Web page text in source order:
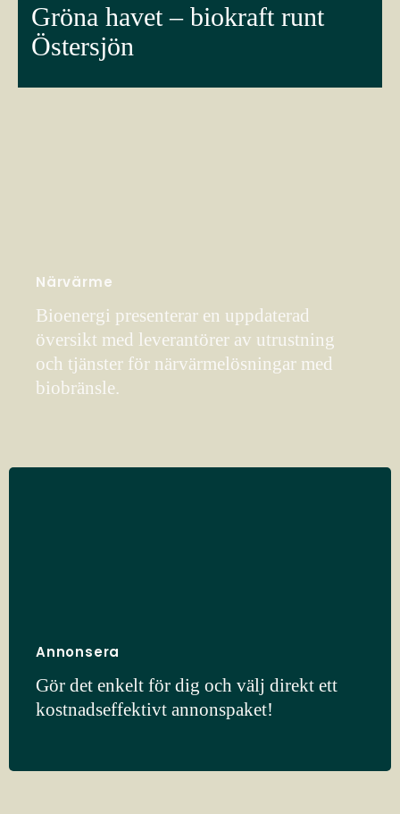
Gröna havet – biokraft runt
Östersjön
Närvärme
Bioenergi presenterar en uppdaterad
översikt med leverantörer av utrustning
och tjänster för närvärmelösningar med
biobränsle.
Annonsera
Gör det enkelt för dig och välj direkt ett
kostnadseffektivt annonspaket!